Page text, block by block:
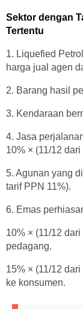
Sektor dengan
Tertentu
1. Liquefied
harga jual agen
2. Barang hasil
3. Kendaraan
4. Jasa
10% × (11/12
5. Agunan yang
tarif PPN 11%).
6. Emas
10% × (11/12
pedagang.
15% × (11/12
ke konsumen.